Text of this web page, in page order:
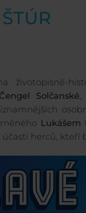
životopisně-
Solčanské,
Lukášem
herců, kteří